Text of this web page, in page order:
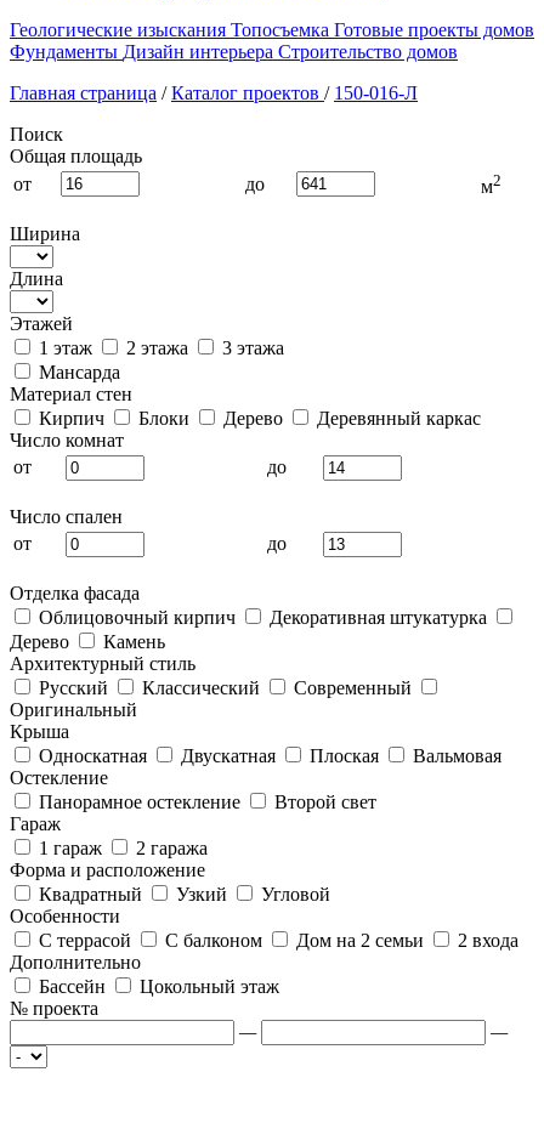
Геологические изыскания Топосъемка Готовые проекты домов
Фундаменты Дизайн интерьера Строительство домов
Главная страница / Каталог проектов / 150-016-Л
Поиск
Общая площадь
от
до м2
Ширина
Длина
Этажей
1 этаж
2 этажа
3 этажа
Мансарда
Материал стен
Кирпич
Блоки Дерево
Деревянный каркас
Число комнат
от
до
Число спален
от
до
Отделка фасада
Облицовочный кирпич
Декоративная штукатурка
Дерево
Камень
Архитектурный стиль
Русский
Классический
Современный
Оригинальный
Крыша
Односкатная
Двускатная Плоская
Вальмовая
Остекление
Панорамное остекление
Второй свет
Гараж
1 гараж
2 гаража
Форма и расположение
Квадратный
Узкий
Угловой
Особенности
С террасой
С балконом Дом на 2 семьи
2 входа
Дополнительно
Бассейн
Цокольный этаж
№ проекта
—
—